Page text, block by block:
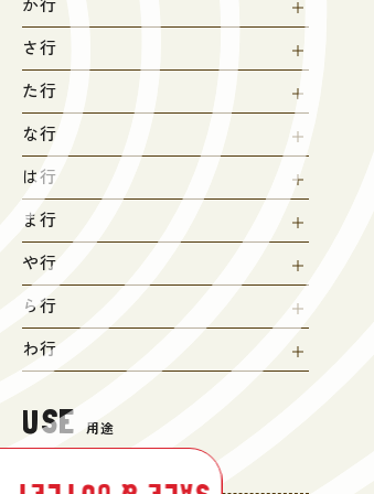
さ行
た行
な行
は行
ま行
や行
ら行
わ行
USE 用途